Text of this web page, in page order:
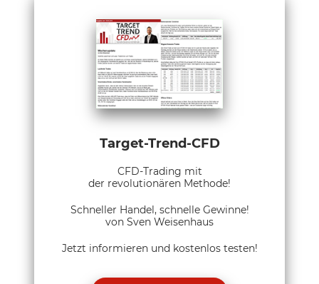
Target-Trend-CFD
CFD-Trading mit
der revolutionären Methode!
Schneller Handel, schnelle Gewinne!
von Sven Weisenhaus
Jetzt informieren und kostenlos testen!